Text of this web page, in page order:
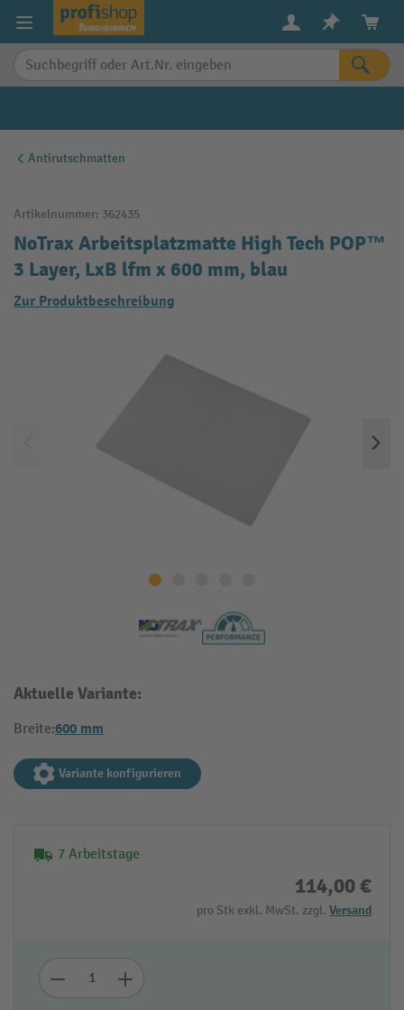
springen
Antirutschmatten
Artikelnummer: 362435
NoTrax Arbeitsplatzmatte High Tech POP™
3 Layer, LxB lfm x 600 mm, blau
Zur Produktbeschreibung
Aktuelle Variante:
Breite:600 mm
Variante konfigurieren
7 Arbeitstage
114,00 €
pro Stk exkl. MwSt. zzgl. Versand